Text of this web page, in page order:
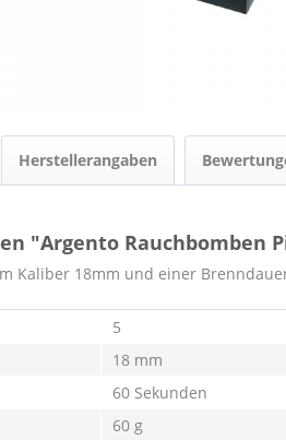
Herstellerangaben
"Argento Rauchbomben
Kaliber 18mm und einer
5
18 mm
60 Sekunden
60 g